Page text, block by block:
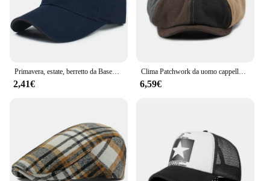
2,41€
Clima Patchwork da uomo cappello da strillone inverno autunno caldo berretto Vintage lana moda Newsboys berretto per uomo uomo papà papà cappello
6,59€